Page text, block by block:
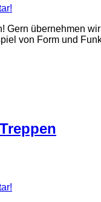
Gern übernehmen
von Form und